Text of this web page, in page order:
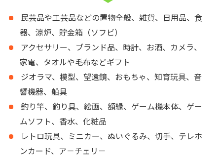
民芸品や工芸品などの置物全般、雑貨、日用品、食
器、涼炉、貯金箱（ソフビ）
アクセサリー、ブランド品、時計、お酒、カメラ、
家電、タオルや毛布などギフト
ジオラマ、模型、望遠鏡、おもちゃ、知育玩具、音
響機器、船具
釣り竿、釣り具、絵画、額縁、ゲーム機本体、ゲー
ムソフト、香水、化粧品
レトロ玩具、ミニカー、ぬいぐるみ、切手、テレホ
ンカード、ア－チェリ－